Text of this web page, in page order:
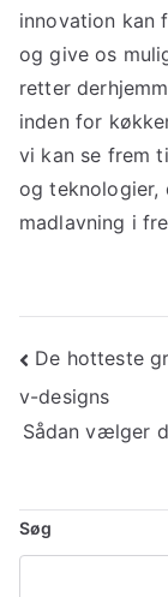
innovation kan
og give os
retter
inden for
vi kan se frem
og teknologier,
madlavning i
De hotteste
v-designs
Sådan vælger
Søg